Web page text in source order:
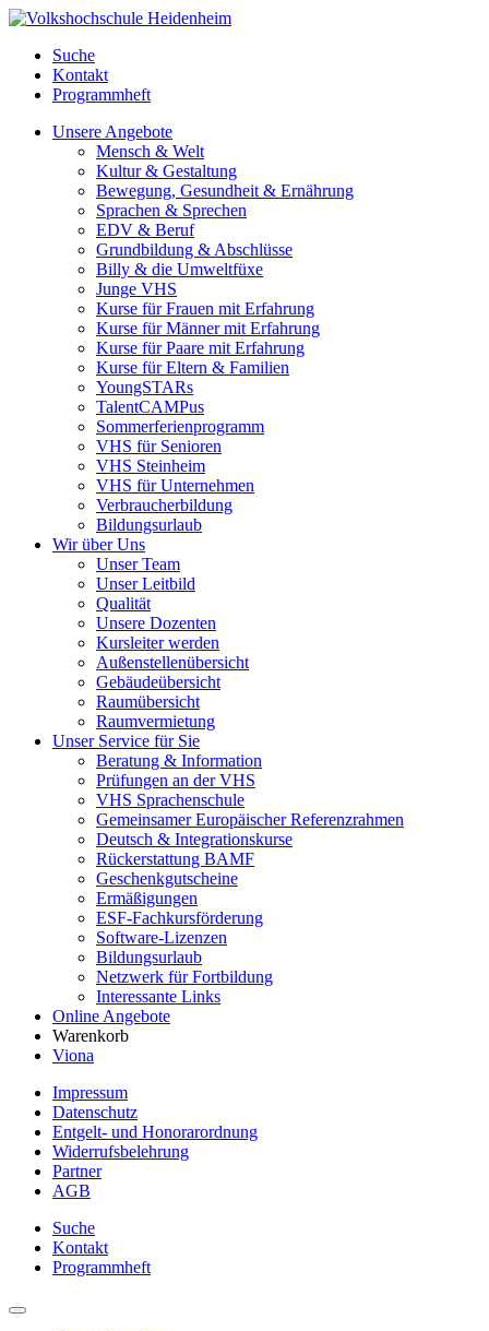
Suche
Kontakt
Programmheft
Unsere Angebote
Mensch & Welt
Kultur & Gestaltung
Bewegung, Gesundheit & Ernährung
Sprachen & Sprechen
EDV & Beruf
Grundbildung & Abschlüsse
Billy & die Umweltfüxe
Junge VHS
Kurse für Frauen mit Erfahrung
Kurse für Männer mit Erfahrung
Kurse für Paare mit Erfahrung
Kurse für Eltern & Familien
YoungSTARs
TalentCAMPus
Sommerferienprogramm
VHS für Senioren
VHS Steinheim
VHS für Unternehmen
Verbraucherbildung
Bildungsurlaub
Wir über Uns
Unser Team
Unser Leitbild
Qualität
Unsere Dozenten
Kursleiter werden
Außenstellenübersicht
Gebäudeübersicht
Raumübersicht
Raumvermietung
Unser Service für Sie
Beratung & Information
Prüfungen an der VHS
VHS Sprachenschule
Gemeinsamer Europäischer Referenzrahmen
Deutsch & Integrationskurse
Rückerstattung BAMF
Geschenkgutscheine
Ermäßigungen
ESF-Fachkursförderung
Software-Lizenzen
Bildungsurlaub
Netzwerk für Fortbildung
Interessante Links
Online Angebote
Warenkorb
Viona
Impressum
Datenschutz
Entgelt- und Honorarordnung
Widerrufsbelehrung
Partner
AGB
Suche
Kontakt
Programmheft